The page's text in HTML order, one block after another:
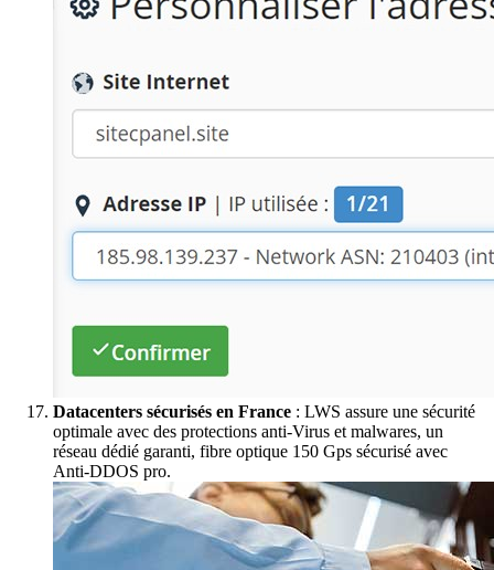
Datacenters sécurisés en France : LWS assure une sécurité
optimale avec des protections anti-Virus et malwares, un
réseau dédié garanti, fibre optique 150 Gps sécurisé avec
Anti-DDOS pro.